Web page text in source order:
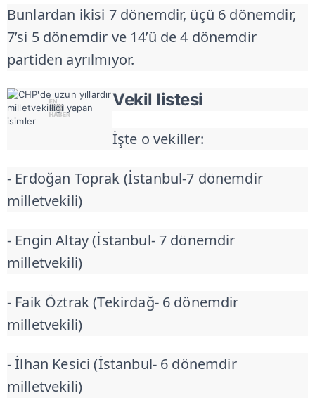
Bunlardan ikisi 7 dönemdir, üçü 6 dönemdir,
7’si 5 dönemdir ve 14’ü de 4 dönemdir
partiden ayrılmıyor.
Vekil listesi
İşte o vekiller:
- Erdoğan Toprak (İstanbul-7 dönemdir
milletvekili)
- Engin Altay (İstanbul- 7 dönemdir
milletvekili)
- Faik Öztrak (Tekirdağ- 6 dönemdir
milletvekili)
- İlhan Kesici (İstanbul- 6 dönemdir
milletvekili)